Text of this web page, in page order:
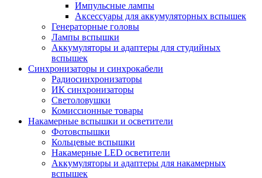
Импульсные лампы
Аксессуары для аккумуляторных вспышек
Генераторные головы
Лампы вспышки
Аккумуляторы и адаптеры для студийных
вспышек
Синхронизаторы и синхрокабели
Радиосинхронизаторы
ИК синхронизаторы
Светоловушки
Комиссионные товары
Накамерные вспышки и осветители
Фотовспышки
Кольцевые вспышки
Накамерные LED осветители
Аккумуляторы и адаптеры для накамерных
вспышек